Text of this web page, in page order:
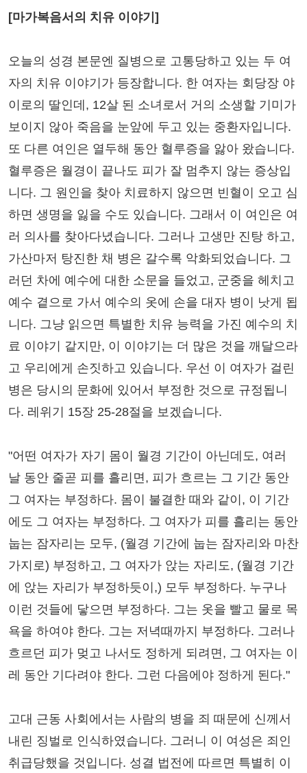
[마가복음서의 치유 이야기]
오늘의 성경 본문엔 질병으로 고통당하고 있는 두 여
자의 치유 이야기가 등장합니다. 한 여자는 회당장 야
이로의 딸인데, 12살 된 소녀로서 거의 소생할 기미가
보이지 않아 죽음을 눈앞에 두고 있는 중환자입니다.
또 다른 여인은 열두해 동안 혈루증을 앓아 왔습니다.
혈루증은 월경이 끝나도 피가 잘 멈추지 않는 증상입
니다. 그 원인을 찾아 치료하지 않으면 빈혈이 오고 심
하면 생명을 잃을 수도 있습니다. 그래서 이 여인은 여
러 의사를 찾아다녔습니다. 그러나 고생만 진탕 하고,
가산마저 탕진한 채 병은 갈수록 악화되었습니다. 그
러던 차에 예수에 대한 소문을 들었고, 군중을 헤치고
예수 곁으로 가서 예수의 옷에 손을 대자 병이 낫게 됩
니다. 그냥 읽으면 특별한 치유 능력을 가진 예수의 치
료 이야기 같지만, 이 이야기는 더 많은 것을 깨달으라
고 우리에게 손짓하고 있습니다. 우선 이 여자가 걸린
병은 당시의 문화에 있어서 부정한 것으로 규정됩니
다. 레위기 15장 25-28절을 보겠습니다.
"어떤 여자가 자기 몸이 월경 기간이 아닌데도, 여러
날 동안 줄곧 피를 흘리면, 피가 흐르는 그 기간 동안
그 여자는 부정하다. 몸이 불결한 때와 같이, 이 기간
에도 그 여자는 부정하다. 그 여자가 피를 흘리는 동안
눕는 잠자리는 모두, (월경 기간에 눕는 잠자리와 마찬
가지로) 부정하고, 그 여자가 앉는 자리도, (월경 기간
에 앉는 자리가 부정하듯이,) 모두 부정하다. 누구나
이런 것들에 닿으면 부정하다. 그는 옷을 빨고 물로 목
욕을 하여야 한다. 그는 저녁때까지 부정하다. 그러나
흐르던 피가 멎고 나서도 정하게 되려면, 그 여자는 이
레 동안 기다려야 한다. 그런 다음에야 정하게 된다."
고대 근동 사회에서는 사람의 병을 죄 때문에 신께서
내린 징벌로 인식하였습니다. 그러니 이 여성은 죄인
취급당했을 것입니다. 성결 법전에 따르면 특별히 이